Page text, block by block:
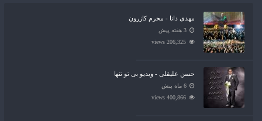
مهدی دانا - محرم کازرون
3 هفته پیش
206,325 views
حسن علیقلی - ویدیو بی تو تنها
6 ماه پیش
400,866 views